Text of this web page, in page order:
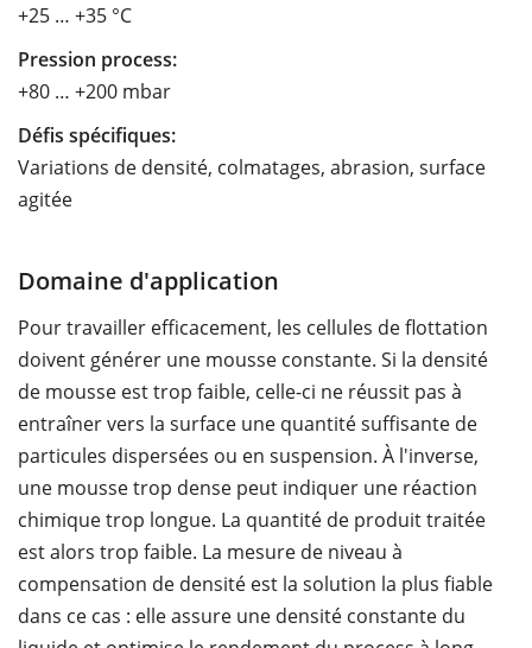
+25 … +35 °C
Pression process:
+80 … +200 mbar
Défis spécifiques:
Variations de densité, colmatages, abrasion, surface
agitée
Domaine d'application
Pour travailler efficacement, les cellules de flottation
doivent générer une mousse constante. Si la densité
de mousse est trop faible, celle-ci ne réussit pas à
entraîner vers la surface une quantité suffisante de
particules dispersées ou en suspension. À l'inverse,
une mousse trop dense peut indiquer une réaction
chimique trop longue. La quantité de produit traitée
est alors trop faible. La mesure de niveau à
compensation de densité est la solution la plus fiable
dans ce cas : elle assure une densité constante du